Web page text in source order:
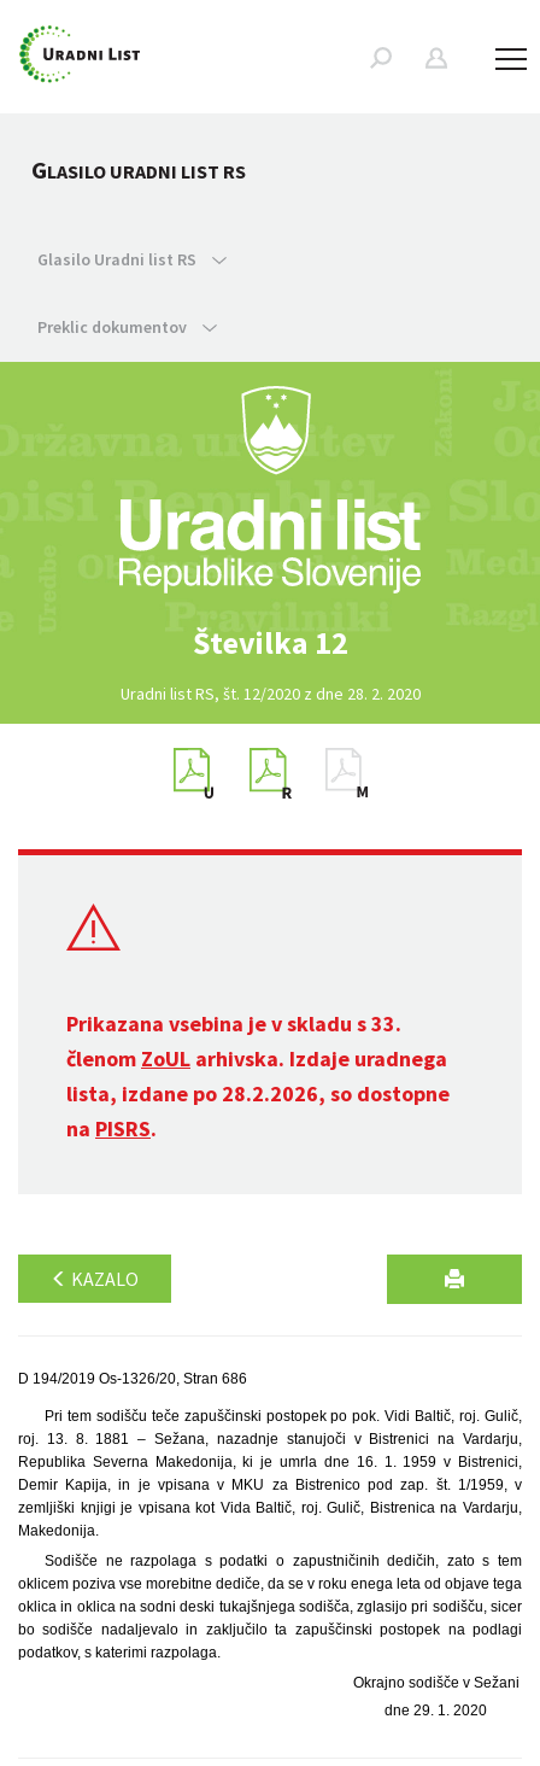
GLASILO URADNI LIST RS
Glasilo Uradni list RS
Preklic dokumentov
Številka 12
Uradni list RS, št. 12/2020 z dne 28. 2. 2020
Prikazana vsebina je v skladu s 33.
členom ZoUL arhivska. Izdaje uradnega
lista, izdane po 28.2.2026, so dostopne
na PISRS.
KAZALO
D 194/2019 Os-1326/20, Stran 686
Pri tem sodišču teče zapuščinski postopek po pok. Vidi Baltič, roj. Gulič,
roj. 13. 8. 1881 – Sežana, nazadnje stanujoči v Bistrenici na Vardarju,
Republika Severna Makedonija, ki je umrla dne 16. 1. 1959 v Bistrenici,
Demir Kapija, in je vpisana v MKU za Bistrenico pod zap. št. 1/1959, v
zemljiški knjigi je vpisana kot Vida Baltič, roj. Gulič, Bistrenica na Vardarju,
Makedonija.
Sodišče ne razpolaga s podatki o zapustničinih dedičih, zato s tem
oklicem poziva vse morebitne dediče, da se v roku enega leta od objave tega
oklica in oklica na sodni deski tukajšnjega sodišča, zglasijo pri sodišču, sicer
bo sodišče nadaljevalo in zaključilo ta zapuščinski postopek na podlagi
podatkov, s katerimi razpolaga.
Okrajno sodišče v Sežani
dne 29. 1. 2020